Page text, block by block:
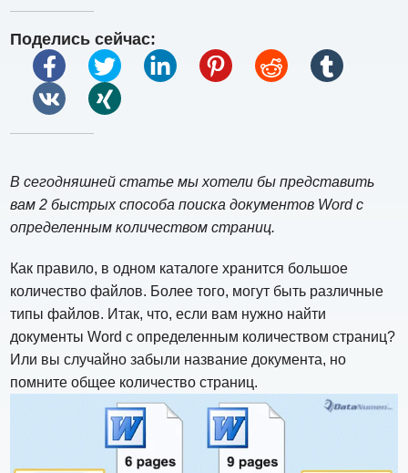
Поделись сейчас:
В сегодняшней статье мы хотели бы представить
вам 2 быстрых способа поиска документов Word с
определенным количеством страниц.
Как правило, в одном каталоге хранится большое
количество файлов. Более того, могут быть различные
типы файлов. Итак, что, если вам нужно найти
документы Word с определенным количеством страниц?
Или вы случайно забыли название документа, но
помните общее количество страниц.